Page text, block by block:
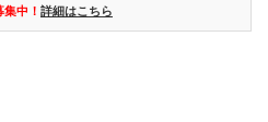
中！ 詳細はこちら